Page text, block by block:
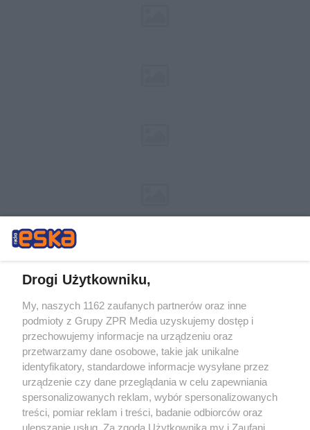
Żaden utwór zamieszczony w serwisie nie może być powielany i
rozpowszechniany lub dalej rozpowszechniany w jakikolwiek sposób (w
tym także elektroniczny lub mechaniczny) na jakimkolwiek polu
eksploatacji w jakiejkolwiek formie, włącznie z umieszczaniem w
Internecie bez pisemnej zgody właściciela praw. Jakiekolwiek użycie lub
wykorzystanie utworów w całości lub w części z naruszeniem prawa,
tzn. bez właściwej zgody, jest zabronione pod groźbą kary i może być
ścigane prawnie.
Drogi Użytkowniku,
My, naszych 1162 zaufanych partnerów oraz inne
podmioty z Grupy ZPR Media uzyskujemy dostęp i
przechowujemy informacje na urządzeniu oraz
przetwarzamy dane osobowe, takie jak unikalne
identyfikatory, standardowe informacje wysyłane przez
urządzenie czy dane przeglądania w celu zapewniania
spersonalizowanych reklam, wybór spersonalizowanych
treści, pomiar reklam i treści, badanie odbiorców oraz
ulepszanie usług. Za zgodą Użytkownika my i Zaufani